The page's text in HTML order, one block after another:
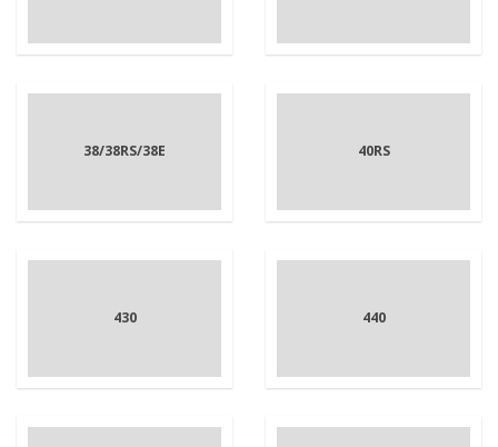
38/38RS/38E 40RS
430 440